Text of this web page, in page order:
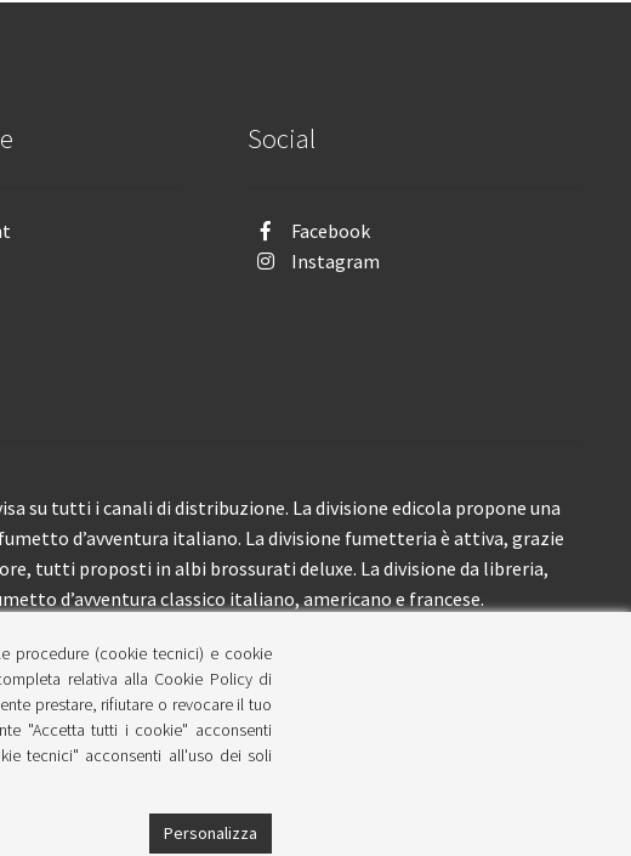
Social
Facebook
Instagram
su tutti i canali di distribuzione. La divisione edicola propone una
d’avventura italiano. La divisione fumetteria è attiva, grazie
tutti proposti in albi brossurati deluxe. La divisione da libreria,
d’avventura classico italiano, americano e francese.
procedure (cookie tecnici) e cookie
relativa alla Cookie Policy di
prestare, rifiutare o revocare il tuo
"Accetta tutti i cookie" acconsenti
tecnici" acconsenti all'uso dei soli
Personalizza